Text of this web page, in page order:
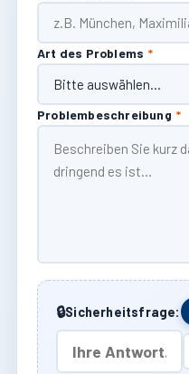
Art des Problems *
Problembeschreibung *
🔒Sicherheitsfrage: